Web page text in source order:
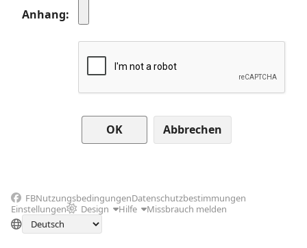
Anhang
Abbrechen
FBNutzungsbedingungenDatenschutzbestimmungen
Einstellungen
Design Hilfe Missbrauch melden